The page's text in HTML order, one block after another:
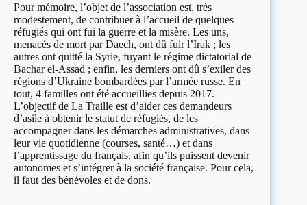
Pour mémoire, l’objet de l’association est, très
modestement, de contribuer à l’accueil de quelques
réfugiés qui ont fui la guerre et la misère. Les uns,
menacés de mort par Daech, ont dû fuir l’Irak ; les
autres ont quitté la Syrie, fuyant le régime dictatorial de
Bachar el-Assad ; enfin, les derniers ont dû s’exiler des
régions d’Ukraine bombardées par l’armée russe. En
tout, 4 familles ont été accueillies depuis 2017.
L’objectif de La Traille est d’aider ces demandeurs
d’asile à obtenir le statut de réfugiés, de les
accompagner dans les démarches administratives, dans
leur vie quotidienne (courses, santé…) et dans
l’apprentissage du français, afin qu’ils puissent devenir
autonomes et s’intégrer à la société française. Pour cela,
il faut des bénévoles et de dons.